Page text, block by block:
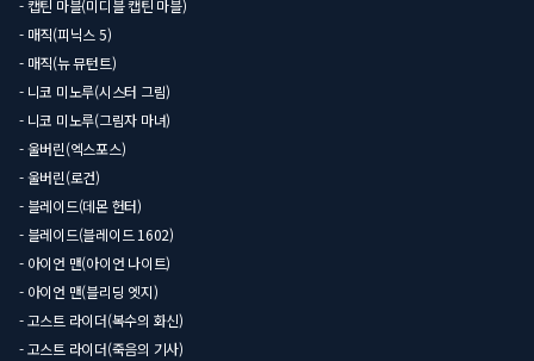
- 캡틴 마블(미디블 캡틴 마블)
- 매직(피닉스 5)
- 매직(뉴 뮤턴트)
- 니코 미노루(시스터 그림)
- 니코 미노루(그림자 마녀)
- 울버린(엑스포스)
- 울버린(로건)
- 블레이드(데몬 헌터)
- 블레이드(블레이드 1602)
- 아이언 맨(아이언 나이트)
- 아이언 맨(블리딩 엣지)
- 고스트 라이더(복수의 화신)
- 고스트 라이더(죽음의 기사)